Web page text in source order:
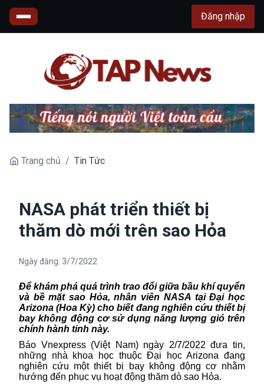
Đăng nhập
Trang chủ / Tin Tức
NASA phát triển thiết bị
thăm dò mới trên sao Hỏa
Ngày đăng: 3/7/2022
Để khám phá quá trình trao đổi giữa bầu khí quyển
và bề mặt sao Hỏa, nhân viên NASA tại Đại học
Arizona (Hoa Kỳ) cho biết đang nghiên cứu thiết bị
bay không động cơ sử dụng năng lượng gió trên
chính hành tinh này.
Báo Vnexpress (Việt Nam) ngày 2/7/2022 đưa tin,
những nhà khoa học thuộc Đại học Arizona đang
nghiên cứu một thiết bị bay không động cơ nhằm
hướng đến phục vụ hoạt động thăm dò sao Hỏa.